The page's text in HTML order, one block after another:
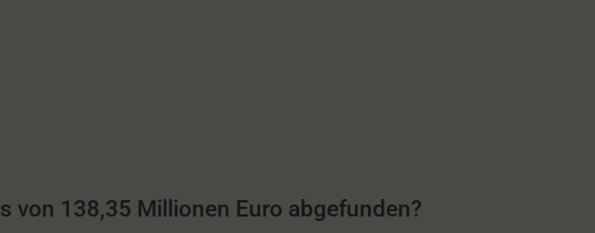
von 138,35 Millionen Euro abgefunden?